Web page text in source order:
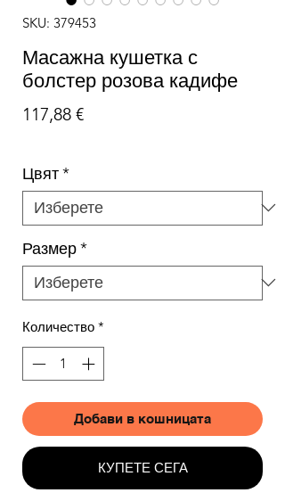
SKU: 379453
Масажна кушетка с
болстер розова кадифе
117,88 €Цена
Цвят*
Размер*
Количество *
Добави в кошницата
КУПЕТЕ СЕГА